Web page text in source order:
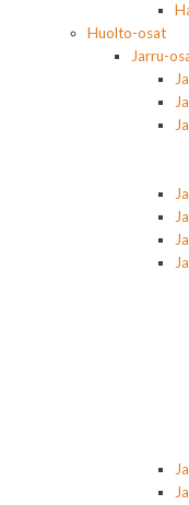
Huolto-osat
Jarru-